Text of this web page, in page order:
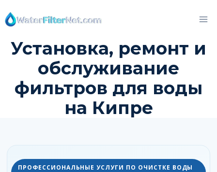
контенту
Установка, ремонт и
обслуживание
фильтров для воды
на Кипре
ПРОФЕССИОНАЛЬНЫЕ УСЛУГИ ПО ОЧИСТКЕ ВОДЫ